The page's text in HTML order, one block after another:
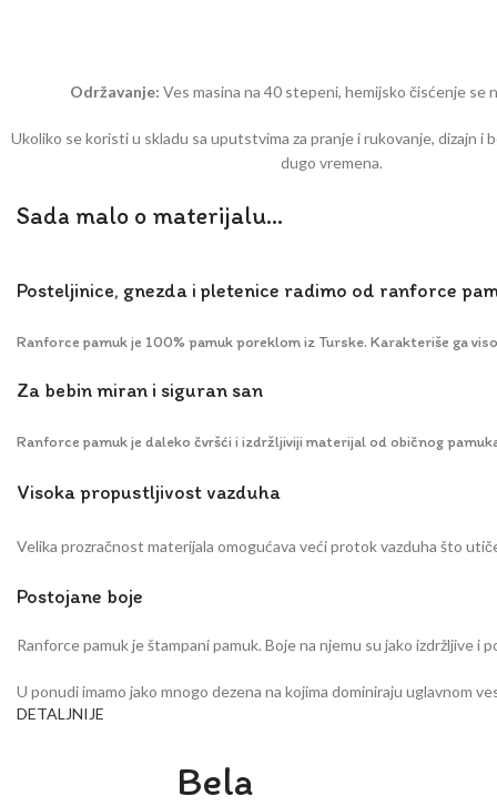
Održavanje: Ves masina na 40 stepeni, hemijsko čisćenje se
Ukoliko se koristi u skladu sa uputstvima za pranje i rukovanje, dizajn i
dugo vremena.
Sada malo o materijalu...
Posteljinice, gnezda i pletenice radimo od ranforce
Ranforce pamuk je 100% pamuk poreklom iz Turske. Karakteriše ga
Za bebin miran i siguran san
Ranforce pamuk je daleko čvršći i izdržljiviji materijal od običnog
Visoka propustljivost vazduha
Velika prozračnost materijala omogućava veći protok vazduha što
Postojane boje
Ranforce pamuk je štampani pamuk. Boje na njemu su jako izdržljive i
U ponudi imamo jako mnogo dezena na kojima dominiraju uglavnom
DETALJNIJE
Bela